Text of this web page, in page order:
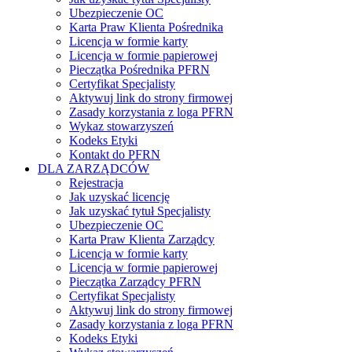
Ubezpieczenie OC
Karta Praw Klienta Pośrednika
Licencja w formie karty
Licencja w formie papierowej
Pieczątka Pośrednika PFRN
Certyfikat Specjalisty
Aktywuj link do strony firmowej
Zasady korzystania z loga PFRN
Wykaz stowarzyszeń
Kodeks Etyki
Kontakt do PFRN
DLA ZARZĄDCÓW
Rejestracja
Jak uzyskać licencję
Jak uzyskać tytuł Specjalisty
Ubezpieczenie OC
Karta Praw Klienta Zarządcy
Licencja w formie karty
Licencja w formie papierowej
Pieczątka Zarządcy PFRN
Certyfikat Specjalisty
Aktywuj link do strony firmowej
Zasady korzystania z loga PFRN
Kodeks Etyki